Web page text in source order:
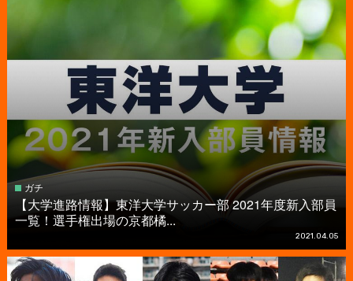
ガチ
【大学進路情報】東洋大学サッカー部 2021年度新入部員
一覧！選手権出場の京都橘...
2021.04.05